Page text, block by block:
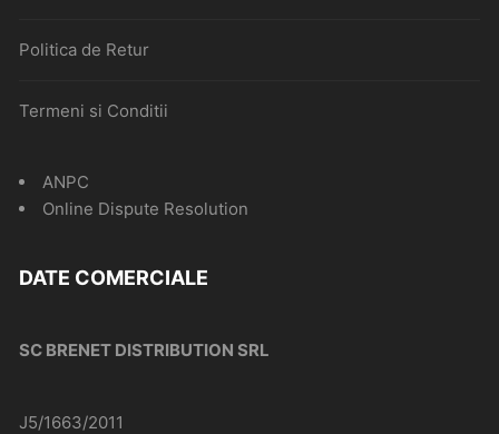
Politica de Retur
Termeni si Conditii
ANPC
Online Dispute Resolution
DATE COMERCIALE
SC BRENET DISTRIBUTION SRL
J5/1663/2011